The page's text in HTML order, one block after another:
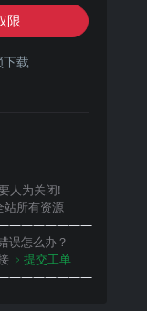
限
下载
人为关闭!
站所有资源
误怎么办？
﹥提交工单